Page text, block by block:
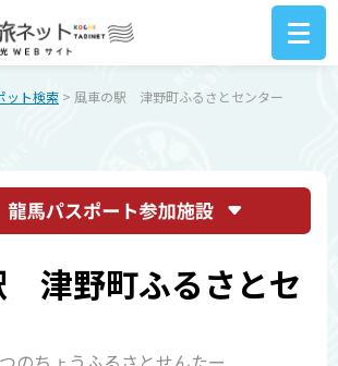
ット検索 > 風車の駅 津野町ふるさとセンター
津野町ふるさとセ